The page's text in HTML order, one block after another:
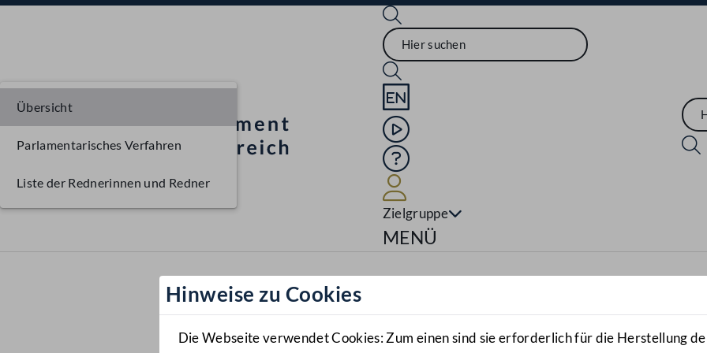
Sprache English
Mediathek
Hilfe
Zielgruppe
Navigationsmenü öffnen
MENÜ
Hinweise zu Cookies
Die Webseite verwendet Cookies: Zum einen sind sie erforderlich für die Herstellung
Übersicht
Parlamentarisches Verfahren
Liste der Rednerinnen und Redner